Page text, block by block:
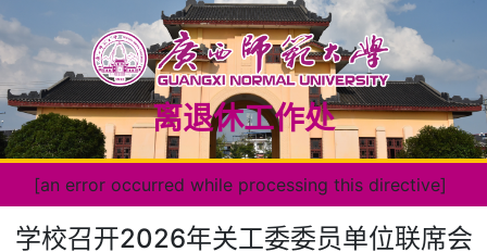
离退休工作处
[an error occurred while processing this directive]
学校召开2026年关工委委员单位联席会